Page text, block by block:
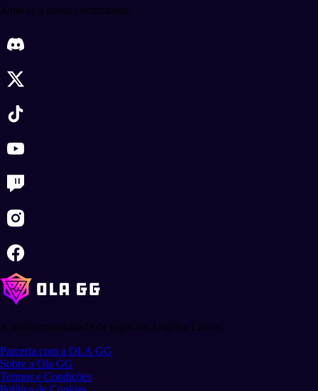
Junte-se à nossa comunidade
A maior comunidade de jogos da América Latina.
Parceria com a OLA GG
Sobre a Ola GG
Termos e Condições